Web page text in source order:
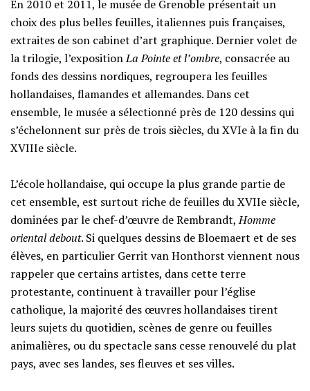
En 2010 et 2011, le musée de Grenoble présentait un
choix des plus belles feuilles, italiennes puis françaises,
extraites de son cabinet d’art graphique. Dernier volet de
la trilogie, l’expositionLa Pointe et l’ombre, consacrée au
fonds des dessins nordiques, regroupera les feuilles
hollandaises, flamandes et allemandes. Dans cet
ensemble, le musée a sélectionné près de 120 dessins qui
s’échelonnent sur près de trois siècles, du XVIe à la fin du
XVIIIe siècle.
L’école hollandaise, qui occupe la plus grande partie de
cet ensemble, est surtout riche de feuilles du XVIIe siècle,
dominées par le chef-d’œuvre de Rembrandt,Homme
oriental debout. Si quelques dessins de Bloemaert et de ses
élèves, en particulier Gerrit van Honthorst viennent nous
rappeler que certains artistes, dans cette terre
protestante, continuent à travailler pour l’église
catholique, la majorité des œuvres hollandaises tirent
leurs sujets du quotidien, scènes de genre ou feuilles
animalières, ou du spectacle sans cesse renouvelé du plat
pays, avec ses landes, ses fleuves et ses villes.